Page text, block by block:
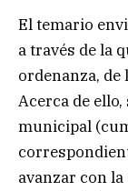
El temario
a través de la
ordenanza, de
Acerca de
municipal
avanzar con